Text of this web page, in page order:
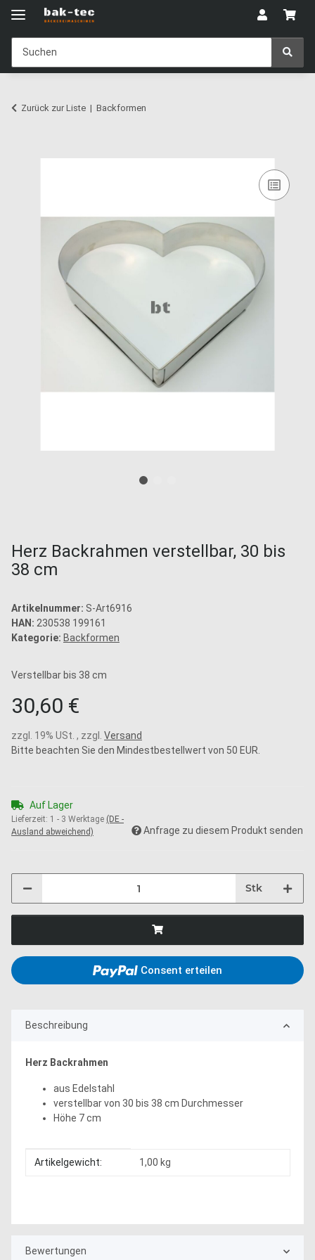
Zurück zur Liste Backformen
Herz Backrahmen verstellbar, 30 bis
38 cm
Artikelnummer: S-Art6916
HAN: 230538 199161
Kategorie: Backformen
Verstellbar bis 38 cm
30,60 €
zzgl. 19% USt. , zzgl. Versand
Bitte beachten Sie den Mindestbestellwert von 50 EUR.
Auf Lager
Lieferzeit: 1 - 3 Werktage (DE -
Ausland abweichend)
Anfrage zu diesem Produkt senden
Stk
Consent erteilen
Beschreibung
Herz Backrahmen
aus Edelstahl
verstellbar von 30 bis 38 cm Durchmesser
Höhe 7 cm
Produkteigenschaft
Wert
Artikelgewicht: 1,00 kg
Bewertungen